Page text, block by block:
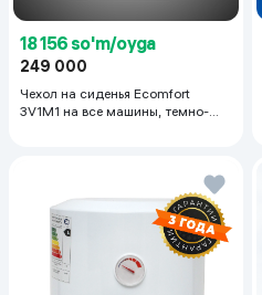
18 156 so'm/oyga
249 000
Чехол на сиденья Ecomfort
3V1M1 на все машины, темно-